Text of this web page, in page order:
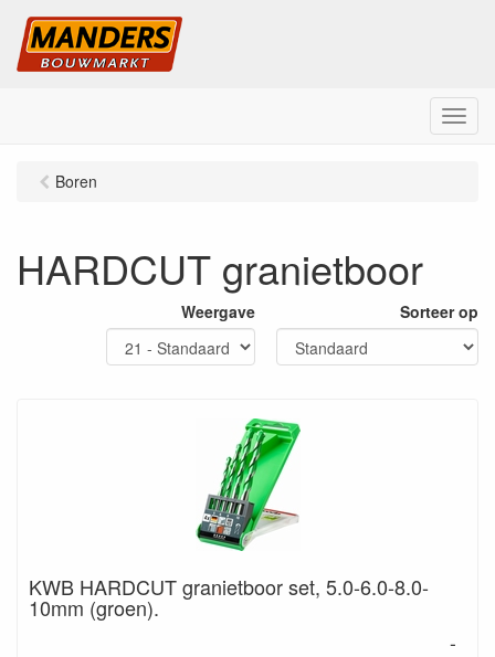
M
e
Boren
HARDCUT granietboor
Weergave Sorteer op
KWB HARDCUT granietboor set, 5.0-6.0-8.0-
10mm (groen).
-